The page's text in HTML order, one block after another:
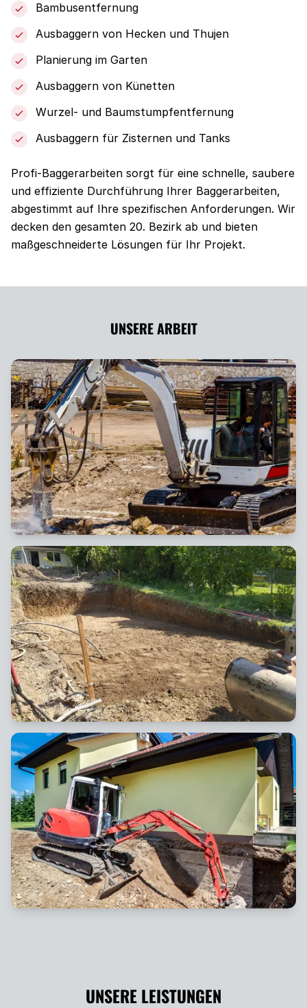
Bambusentfernung
Ausbaggern von Hecken und Thujen
Planierung im Garten
Ausbaggern von Künetten
Wurzel- und Baumstumpfentfernung
Ausbaggern für Zisternen und Tanks
Profi-Baggerarbeiten sorgt für eine schnelle, saubere
und effiziente Durchführung Ihrer Baggerarbeiten,
abgestimmt auf Ihre spezifischen Anforderungen. Wir
decken den gesamten 20. Bezirk ab und bieten
maßgeschneiderte Lösungen für Ihr Projekt.
UNSERE ARBEIT
UNSERE LEISTUNGEN